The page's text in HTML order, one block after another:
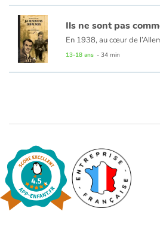
Ils ne sont pas
13-18 ans - 34 min